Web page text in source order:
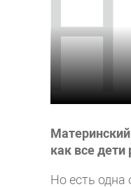
как все
Но есть